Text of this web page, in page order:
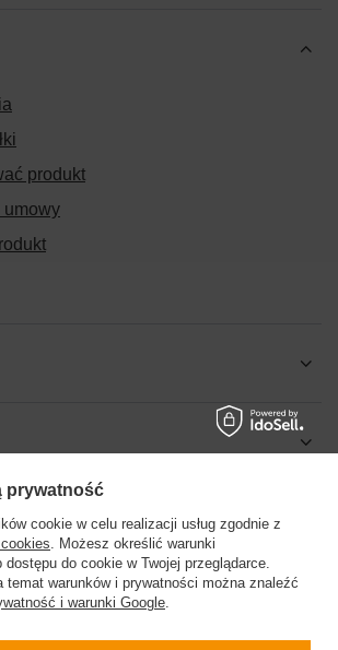
produkt
umowy
prywatność
cookie w celu realizacji usług zgodnie z
. Możesz określić warunki
dostępu do cookie w Twojej przeglądarce.
temat warunków i prywatności można znaleźć
i warunki Google.